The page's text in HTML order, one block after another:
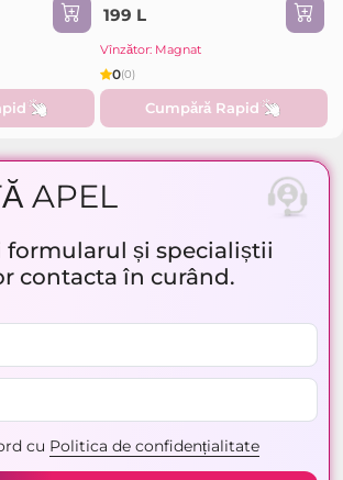
199 L
Vînzător: Magnat
0(0)
Cumpără Rapid
APEL
formularul și specialiștii
contacta în curând.
cu Politica de confidențialitate